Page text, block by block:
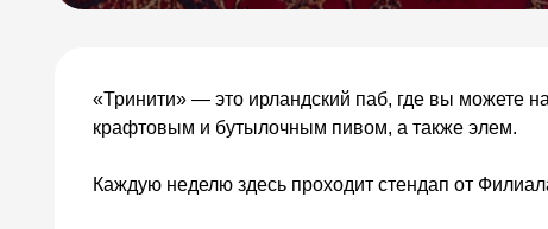
«Тринити» — это ирландский паб, где вы можете
крафтовым и бутылочным пивом, а также элем.
Каждую неделю здесь проходит стендап от